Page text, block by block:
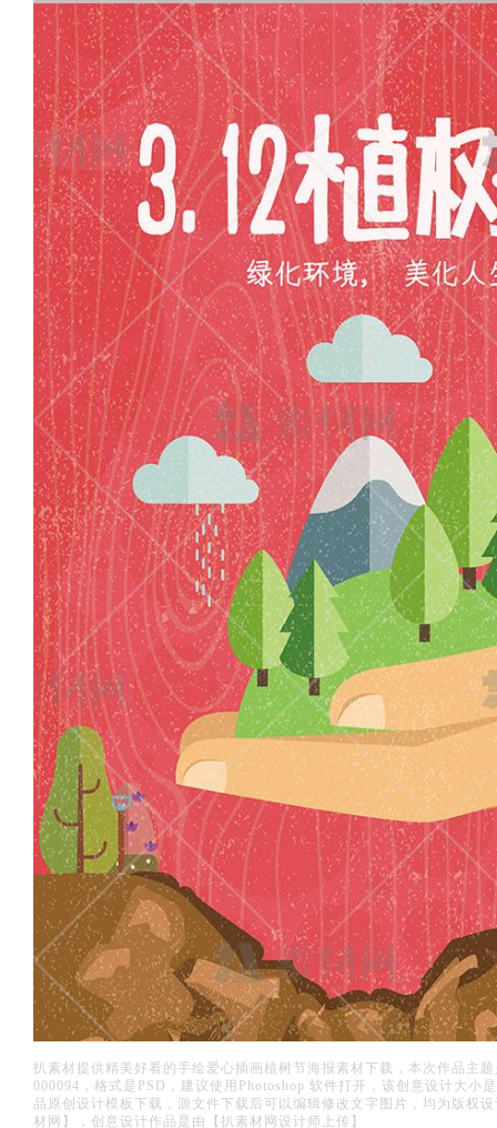
扒素材提供精美好看的手绘爱心插画植树节海报素材下载，本次作品主
000094，格式是PSD，建议使用Photoshop 软件打开，该创意设计大小
品原创设计模板下载，源文件下载后可以编辑修改文字图片，均为版权
材网】，创意设计作品是由【扒素材网设计师上传】